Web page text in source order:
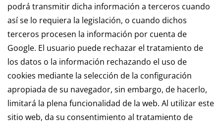
podrá transmitir dicha información a terceros cuando
así se lo requiera la legislación, o cuando dichos
terceros procesen la información por cuenta de
Google. El usuario puede rechazar el tratamiento de
los datos o la información rechazando el uso de
cookies mediante la selección de la configuración
apropiada de su navegador, sin embargo, de hacerlo,
limitará la plena funcionalidad de la web. Al utilizar este
sitio web, da su consentimiento al tratamiento de